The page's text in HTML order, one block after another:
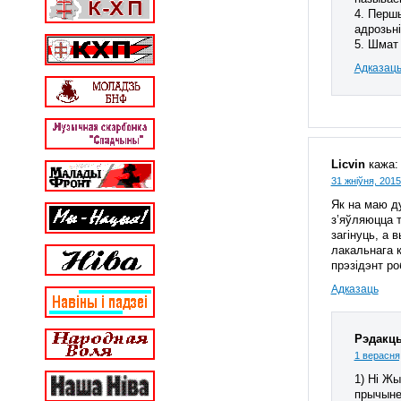
4.
5. Шмат
Адказаць
Licvin кажа:
31 жніўня,
Як на маю
з’яўляюцца
загінуць, а
лакальнага
прэзідэнт
Адказаць
1
1) Ні